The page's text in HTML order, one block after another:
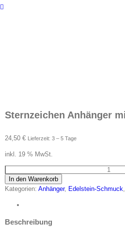
Sternzeichen Anhänger
24,50 € Lieferzeit: 3 – 5 Tage
inkl. 19 % MwSt.
mit
In den Warenkorb
Kategorien: Anhänger, Edelstein-Schmuck,
Beschreibung